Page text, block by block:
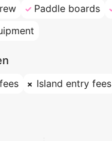
Paddle boards
Island entry fees